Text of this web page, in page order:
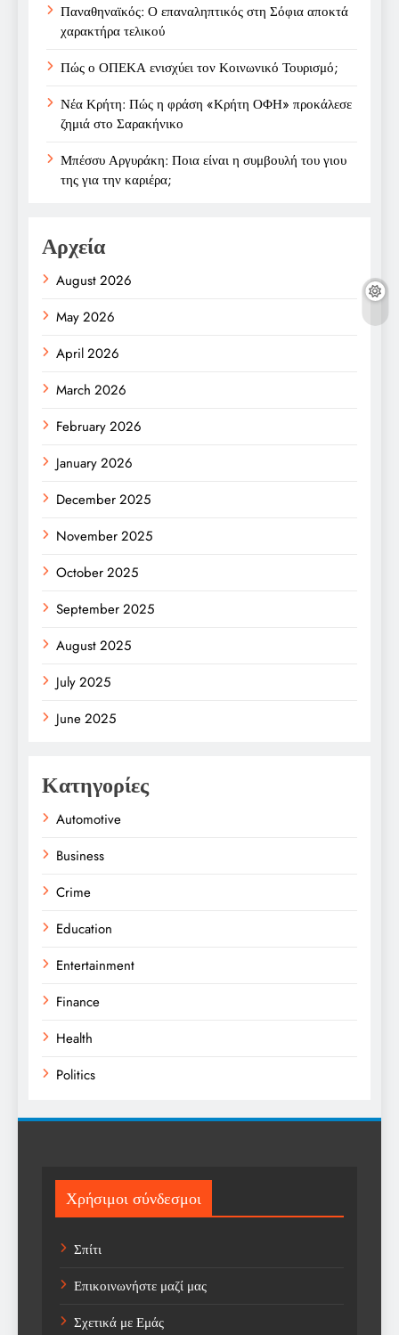
Παναθηναϊκός: Ο επαναληπτικός στη Σόφια αποκτά
χαρακτήρα τελικού
Πώς ο ΟΠΕΚΑ ενισχύει τον Κοινωνικό Τουρισμό;
Νέα Κρήτη: Πώς η φράση «Κρήτη ΟΦΗ» προκάλεσε
ζημιά στο Σαρακήνικο
Μπέσσυ Αργυράκη: Ποια είναι η συμβουλή του γιου
της για την καριέρα;
Αρχεία
August 2026
May 2026
April 2026
March 2026
February 2026
January 2026
December 2025
November 2025
October 2025
September 2025
August 2025
July 2025
June 2025
Κατηγορίες
Automotive
Business
Crime
Education
Entertainment
Finance
Health
Politics
Sport
Sports
Technology
Trending
Weather
Χρήσιμοι σύνδεσμοι
Σπίτι
Επικοινωνήστε μαζί μας
Σχετικά με Εμάς